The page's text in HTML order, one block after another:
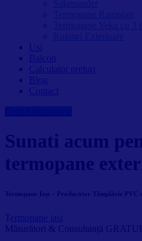
Usi
Balcon
Calculator preturi
Blog
Contact
Sunati acum
termopane
Termopane Iași – Producător Tâmplărie
T ermopane iasi
Măsurători & Consultanță